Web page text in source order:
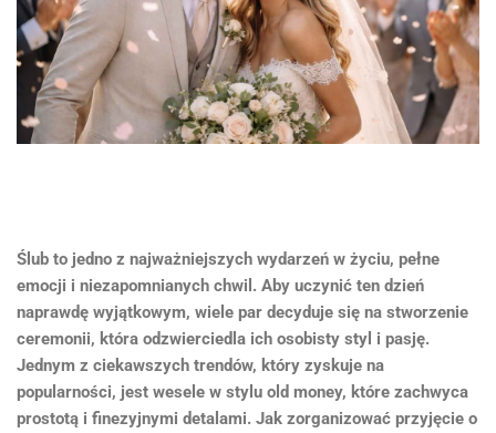
Ślub to jedno z najważniejszych wydarzeń w życiu, pełne
emocji i niezapomnianych chwil. Aby uczynić ten dzień
naprawdę wyjątkowym, wiele par decyduje się na stworzenie
ceremonii, która odzwierciedla ich osobisty styl i pasję.
Jednym z ciekawszych trendów, który zyskuje na
popularności, jest wesele w stylu old money, które zachwyca
prostotą i finezyjnymi detalami. Jak zorganizować przyjęcie o